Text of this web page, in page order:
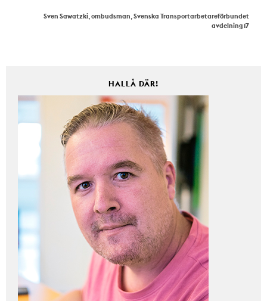
Sven Sawatzki, ombudsman, Svenska Transportarbetareförbundet
avdelning 17
HALLÅ DÄR!